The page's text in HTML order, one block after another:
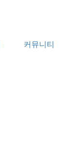
커뮤니티